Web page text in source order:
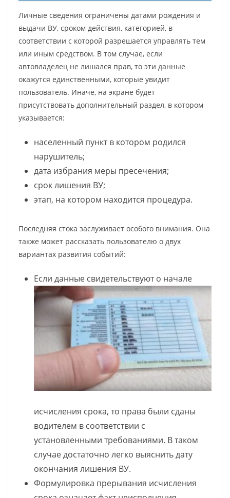
Личные сведения ограничены датами рождения и
выдачи ВУ, сроком действия, категорией, в
соответствии с которой разрешается управлять тем
или иным средством. В том случае, если
автовладелец не лишался прав, то эти данные
окажутся единственными, которые увидит
пользователь. Иначе, на экране будет
присутствовать дополнительный раздел, в котором
указывается:
населенный пункт в котором родился
нарушитель;
дата избрания меры пресечения;
срок лишения ВУ;
этап, на котором находится процедура.
Последняя стока заслуживает особого внимания. Она
также может рассказать пользователю о двух
вариантах развития событий:
Если данные свидетельствуют о начале
исчисления срока, то права были сданы
водителем в соответствии с
установленными требованиями. В таком
случае достаточно легко выяснить дату
окончания лишения ВУ.
Формулировка прерывания исчисления